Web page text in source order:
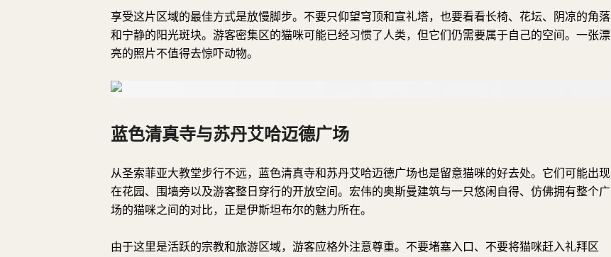
享受这片区域的最佳方式是放慢脚步。不要只仰望穹顶和宣礼塔，也要看看长椅、花坛、阴凉的角落
和宁静的阳光斑块。游客密集区的猫咪可能已经习惯了人类，但它们仍需要属于自己的空间。一张漂
亮的照片不值得去惊吓动物。
蓝色清真寺与苏丹艾哈迈德广场
从圣索菲亚大教堂步行不远，蓝色清真寺和苏丹艾哈迈德广场也是留意猫咪的好去处。它们可能出现
在花园、围墙旁以及游客整日穿行的开放空间。宏伟的奥斯曼建筑与一只悠闲自得、仿佛拥有整个广
场的猫咪之间的对比，正是伊斯坦布尔的魅力所在。
由于这里是活跃的宗教和旅游区域，游客应格外注意尊重。不要堵塞入口、不要将猫咪赶入礼拜区